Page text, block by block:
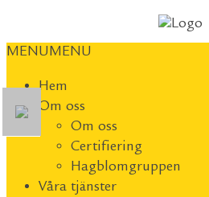
MENUMENU
Hem
Om oss
Om oss
Certifiering
Hagblomgruppen
Våra tjänster